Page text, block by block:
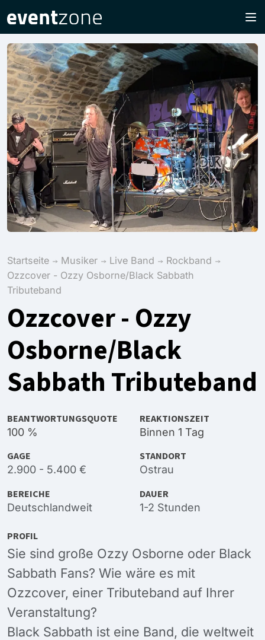
Startseite Musiker Live Band
Rockband
Ozzcover - Ozzy Osborne/Black Sabbath
Tributeband
Ozzcover - Ozzy
Osborne/Black
Sabbath Tributeband
BEANTWORTUNGSQUOTE
100 %
REAKTIONSZEIT
Binnen 1 Tag
GAGE
2.900 - 5.400 €
STANDORT
Ostrau
BEREICHE
Deutschlandweit
DAUER
1-2 Stunden
PROFIL
Sie sind große Ozzy Osborne oder Black
Sabbath Fans? Wie wäre es mit
Ozzcover, einer Tributeband auf Ihrer
Veranstaltung?
Black Sabbath ist eine Band, die weltweit